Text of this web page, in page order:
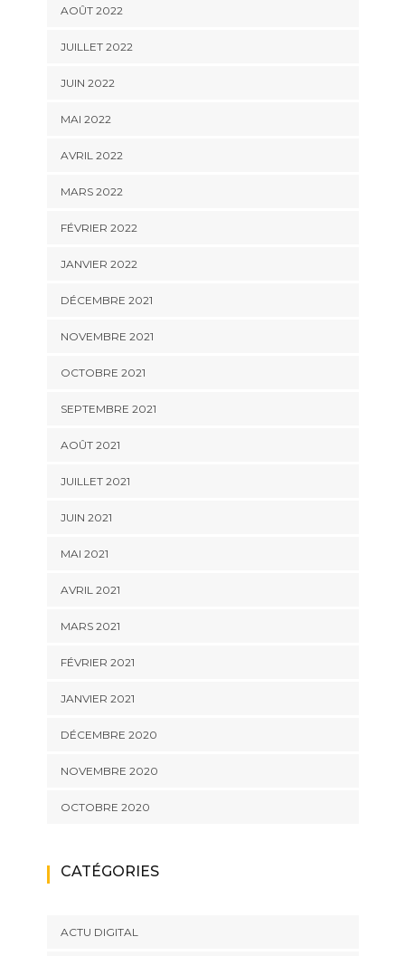
AOÛT 2022
JUILLET 2022
JUIN 2022
MAI 2022
AVRIL 2022
MARS 2022
FÉVRIER 2022
JANVIER 2022
DÉCEMBRE 2021
NOVEMBRE 2021
OCTOBRE 2021
SEPTEMBRE 2021
AOÛT 2021
JUILLET 2021
JUIN 2021
MAI 2021
AVRIL 2021
MARS 2021
FÉVRIER 2021
JANVIER 2021
DÉCEMBRE 2020
NOVEMBRE 2020
OCTOBRE 2020
CATÉGORIES
ACTU DIGITAL